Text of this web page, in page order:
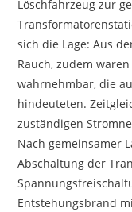
Löschfahrzeug zur
sich die Lage: Aus
Rauch, zudem
wahrnehmbar, die
hindeuteten.
zuständigen
Nach gemeinsamer
Abschaltung der
Entstehungsbrand